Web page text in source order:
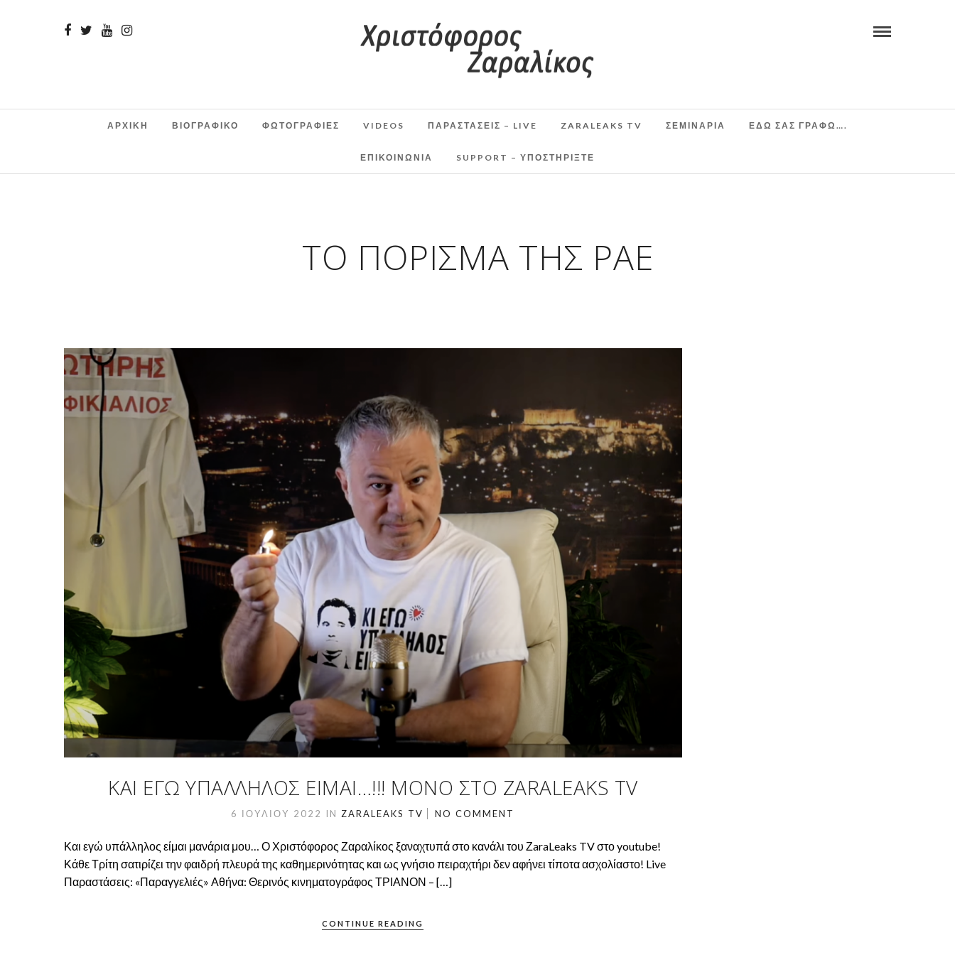
ΑΡΧΙΚΗ ΒΙΟΓΡΑΦΙΚΟ ΦΩΤΟΓΡΑΦΙΕΣ VIDEOS ΠΑΡΑΣΤΆΣΕΙΣ – LIVE ZARALEAKS TV ΣΕΜΙΝΆΡΙΑ ΕΔΩ ΣΑΣ ΓΡΑΦΩ….
ΕΠΙΚΟΙΝΩΝΙΑ SUPPORT – ΥΠΟΣΤΗΡΊΞΤΕ
ΤΟ ΠΌΡΙΣΜΑ ΤΗΣ ΡΑΕ
ΚΑΙ ΕΓΏ ΥΠΆΛΛΗΛΟΣ ΕΊΜΑΙ…!!! ΜΌΝΟ ΣΤΟ ZARALEAKS TV
6 ΙΟΥΛΊΟΥ 2022 IN ZARALEAKS TV NO COMMENT
Και εγώ υπάλληλος είμαι μανάρια μου… Ο Χριστόφορος Ζαραλίκος ξαναχτυπά στο κανάλι του ΖaraLeaks TV στο youtube!
Κάθε Τρίτη σατιρίζει την φαιδρή πλευρά της καθημερινότητας και ως γνήσιο πειραχτήρι δεν αφήνει τίποτα ασχολίαστο! Live
Παραστάσεις: «Παραγγελιές» Αθήνα: Θερινός κινηματογράφος ΤΡΙΑΝΟΝ – […]
CONTINUE READING